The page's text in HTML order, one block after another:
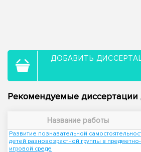
ДОБАВИТЬ
Рекомендуемые диссертации
Название работы
Развитие познавательной
детей разновозрастной группы в предметно-
игровой среде